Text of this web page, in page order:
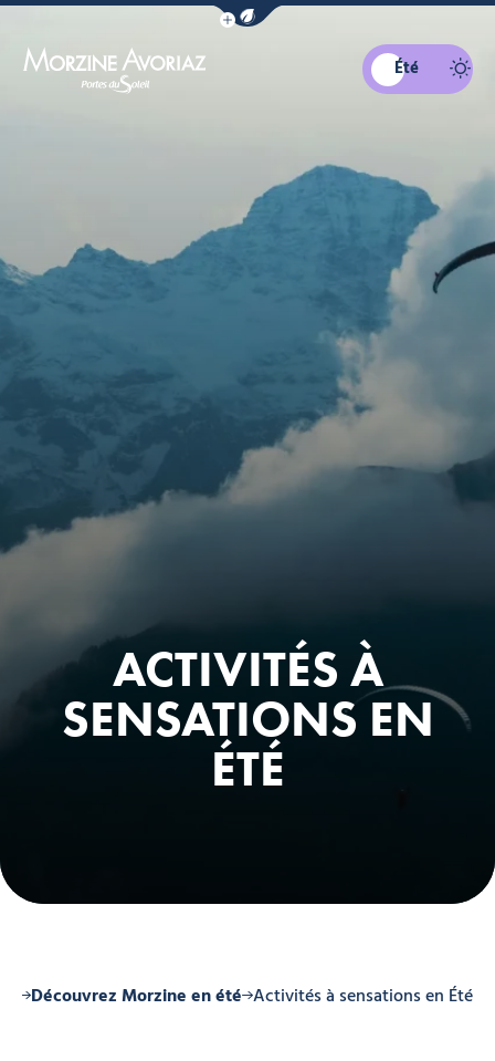
Afficher la barre de navigation du
Été
ACTIVITÉS À
SENSATIONS EN
ÉTÉ
Découvrez Morzine en été Activités à sensations en Été